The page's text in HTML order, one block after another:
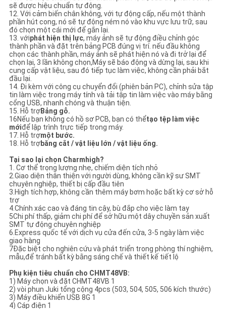
sẽ được hiệu chuẩn tự động.
12. Với cảm biến chân không, với tự động cấp, nếu một thành
phần hút cong, nó sẽ tự động ném nó vào khu vực lưu trữ, sau
đó chọn một cái mới để gắn lại.
13. vớiphát hiện thị lực, máy ảnh sẽ tự động điều chỉnh góc
thành phần và đặt trên bảng PCB đúng vị trí. nếu đầu không
chọn các thành phần, máy ảnh sẽ phát hiện nó và đi trở lại để
chọn lại, 3 lần không chọn,Máy sẽ báo động và dừng lại, sau khi
cung cấp vật liệu, sau đó tiếp tục làm việc, không cần phải bắt
đầu lại.
14. Đi kèm với công cụ chuyển đổi (phiên bản PC), chỉnh sửa tập
tin làm việc trong máy tính và tải tập tin làm việc vào máy bằng
cổng USB, nhanh chóng và thuận tiện.
15. Hỗ trợBảng gỗ.
16Nếu bạn không có hồ sơ PCB, bạn có thểtạo tệp làm việc
mớiđể lập trình trực tiếp trong máy.
17. Hỗ trợmột bước.
18. Hỗ trợbăng cắt / vật liệu lớn / vật liệu ống.
Tại sao lại chọn Charmhigh?
1. Cơ thể trọng lượng nhẹ, chiếm diện tích nhỏ
2.Giao diện thân thiện với người dùng, không cần kỹ sư SMT
chuyên nghiệp, thiết bị cấp đầu tiên
3.High tích hợp, không cần thêm máy bơm hoặc bất kỳ cơ sở hỗ
trợ
4.Chính xác cao và đáng tin cậy, bù đắp cho việc làm tay
5Chi phí thấp, giảm chi phí để sở hữu một dây chuyền sản xuất
SMT tự động chuyên nghiệp
6.Express quốc tế với dịch vụ cửa đến cửa, 3-5 ngày làm việc
giao hàng
7Đặc biệt cho nghiên cứu và phát triển trong phòng thí nghiệm,
mẫu,để tránh bất kỳ bằng sáng chế và thiết kế tiết lộ
Phụ kiện tiêu chuẩn cho CHMT48VB:
1) Máy chọn và đặt CHMT48VB 1
2) vòi phun Juki tổng cộng 4pcs (503, 504, 505, 506 kích thước)
3) Máy điều khiển USB 8G 1
4) Cáp điện 1